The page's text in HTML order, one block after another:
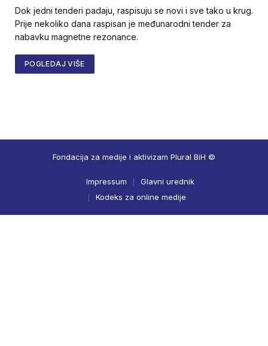
Dok jedni tenderi padaju, raspisuju se novi i sve tako u krug.
Prije nekoliko dana raspisan je međunarodni tender za
nabavku magnetne rezonance.
POGLEDAJ VIŠE
Fondacija za medije i aktivizam Plural BiH ©
Impressum
Glavni urednik
Kodeks za online medije